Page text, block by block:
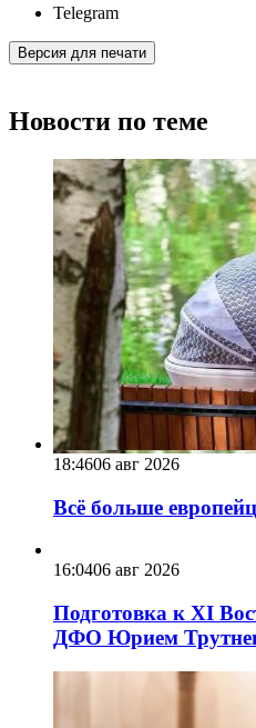
Telegram
Версия для печати
Новости по теме
18:4606 авг 2026
Всё больше
16:0406 авг 2026
Подготовка к XI
ДФО Юрием